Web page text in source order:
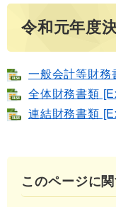
令和元年度
一般会計等財務
全体財務書類
連結財務書類
このページに